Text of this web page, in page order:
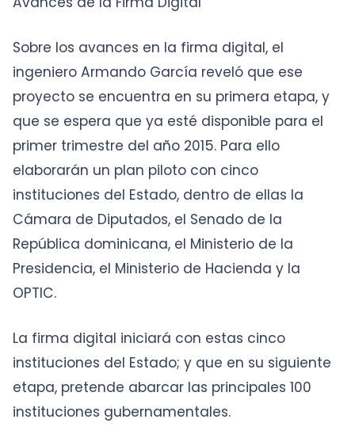
Sobre los avances en la firma digital, el
ingeniero Armando García reveló que ese
proyecto se encuentra en su primera etapa, y
que se espera que ya esté disponible para el
primer trimestre del año 2015. Para ello
elaborarán un plan piloto con cinco
instituciones del Estado, dentro de ellas la
Cámara de Diputados, el Senado de la
República dominicana, el Ministerio de la
Presidencia, el Ministerio de Hacienda y la
OPTIC.
La firma digital iniciará con estas cinco
instituciones del Estado; y que en su siguiente
etapa, pretende abarcar las principales 100
instituciones gubernamentales.